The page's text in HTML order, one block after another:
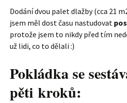
Dodání dvou palet dlažby (cca 21
jsem měl dost času nastudovat
protože jsem to nikdy před tím
už lidi, co to dělali :)
Pokládka se
pěti kroků: